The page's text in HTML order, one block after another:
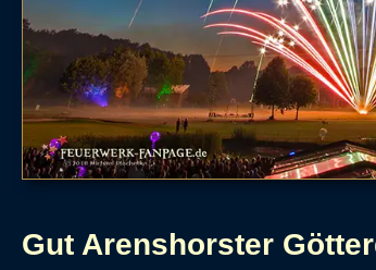
Gut Arenshorster